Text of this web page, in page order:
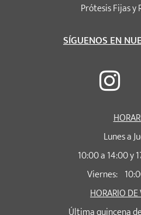
Prótesis Fijas y
SÍGUENOS EN
Lunes a
10:00 a 14:00 y
Viernes:
HORARIO